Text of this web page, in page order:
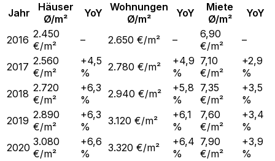
Jahr
Häuser
Ø/m²
YoY
Wohnungen
Ø/m²
YoY
Miete
Ø/m²
YoY
2016 2.450
€/m²
– 2.650 €/m² –
6,90
€/m²
–
2017 2.560
€/m²
+4,5
%
2.780 €/m²
+4,9
%
7,10
€/m²
+2,9
%
2018 2.720
€/m²
+6,3
%
2.940 €/m²
+5,8
%
7,35
€/m²
+3,5
%
2019 2.890
€/m²
+6,3
%
3.120 €/m²
+6,1
%
7,60
€/m²
+3,4
%
2020 3.080
€/m²
+6,6
%
3.320 €/m²
+6,4
%
7,90
€/m²
+3,9
%